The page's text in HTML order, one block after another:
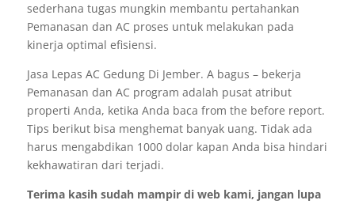
sederhana tugas mungkin membantu pertahankan
Pemanasan dan AC proses untuk melakukan pada
kinerja optimal efisiensi.
Jasa Lepas AC Gedung Di Jember. A bagus – bekerja
Pemanasan dan AC program adalah pusat atribut
properti Anda, ketika Anda baca from the before report.
Tips berikut bisa menghemat banyak uang. Tidak ada
harus mengabdikan 1000 dolar kapan Anda bisa hindari
kekhawatiran dari terjadi.
Terima kasih sudah mampir di web kami, jangan lupa